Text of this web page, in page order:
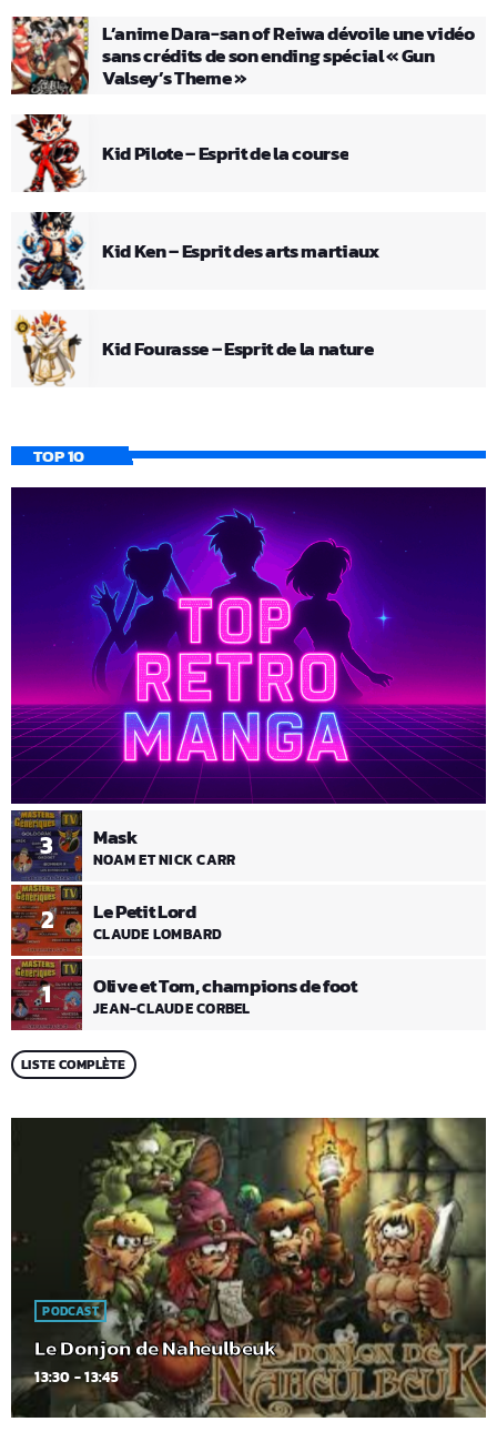
L’anime Dara-san of Reiwa dévoile une vidéo
sans crédits de son ending spécial « Gun
Valsey’s Theme »
Kid Pilote – Esprit de la course
Kid Ken – Esprit des arts martiaux
Kid Fourasse – Esprit de la nature
TOP 10
1 Olive et Tom, champions de foot
JEAN-CLAUDE CORBEL
2 Le Petit Lord
CLAUDE LOMBARD
3 Mask
NOAM ET NICK CARR
LISTE COMPLÈTE
PODCAST
Le Donjon de Naheulbeuk
13:30 - 13:45